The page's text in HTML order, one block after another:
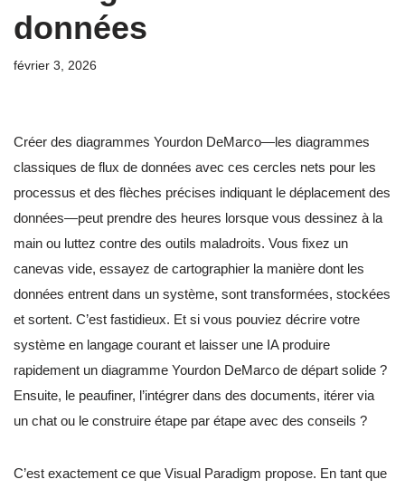
données
février 3, 2026
Créer des diagrammes Yourdon DeMarco—les diagrammes
classiques de flux de données avec ces cercles nets pour les
processus et des flèches précises indiquant le déplacement des
données—peut prendre des heures lorsque vous dessinez à la
main ou luttez contre des outils maladroits. Vous fixez un
canevas vide, essayez de cartographier la manière dont les
données entrent dans un système, sont transformées, stockées
et sortent. C’est fastidieux. Et si vous pouviez décrire votre
système en langage courant et laisser une IA produire
rapidement un diagramme Yourdon DeMarco de départ solide ?
Ensuite, le peaufiner, l’intégrer dans des documents, itérer via
un chat ou le construire étape par étape avec des conseils ?
C’est exactement ce que Visual Paradigm propose. En tant que